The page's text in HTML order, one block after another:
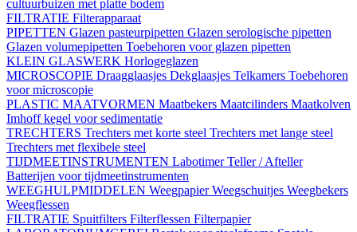
cultuurbuizen met platte bodem
FILTRATIE Filterapparaat
PIPETTEN Glazen pasteurpipetten Glazen serologische pipetten
Glazen volumepipetten Toebehoren voor glazen pipetten
KLEIN GLASWERK Horlogeglazen
MICROSCOPIE Draagglaasjes Dekglaasjes Telkamers Toebehoren
voor microscopie
PLASTIC MAATVORMEN Maatbekers Maatcilinders Maatkolven
Imhoff kegel voor sedimentatie
TRECHTERS Trechters met korte steel Trechters met lange steel
Trechters met flexibele steel
TIJDMEETINSTRUMENTEN LabotimerTeller / Afteller
Batterijen voor tijdmeetinstrumenten
WEEGHULPMIDDELEN WeegpapierWeegschuitjes Weegbekers
Weegflessen
FILTRATIE Spuitfilters Filterflessen Filterpapier